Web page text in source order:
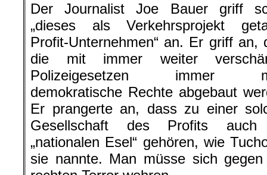
Der Journalist Joe Bauer griff
„dieses als Verkehrsprojekt
Profit-Unternehmen“ an. Er griff an,
die mit immer weiter
Polizeigesetzen immer
demokratische Rechte abgebaut
Er prangerte an, dass zu einer
Gesellschaft des Profits
„nationalen Esel“ gehören, wie
sie nannte. Man müsse sich